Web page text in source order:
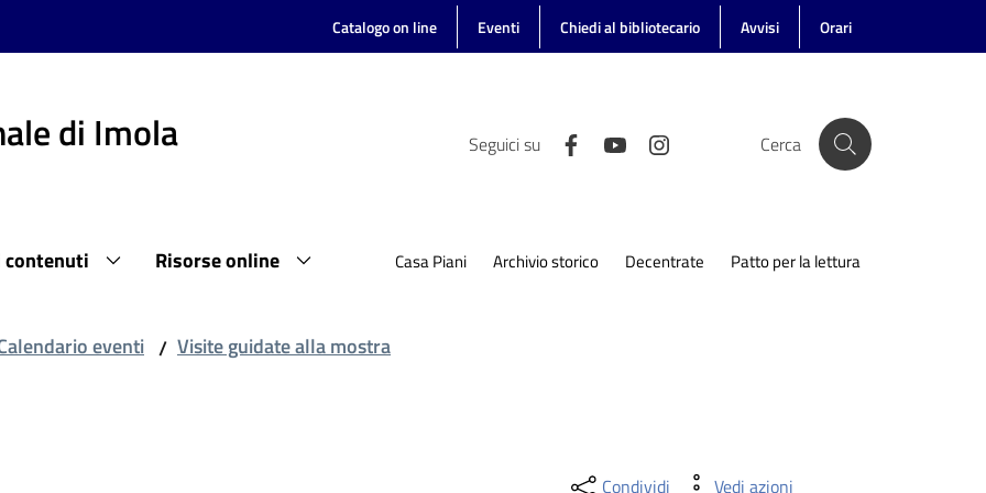
Catalogo on line Eventi Chiedi al bibliotecario Avvisi Orari
di Imola Seguici su Cerca
contenuti Risorse online Casa Piani Archivio storico Decentrate Patto per la lettura
eventi / Visite guidate alla mostra
Condividi Vedi azioni